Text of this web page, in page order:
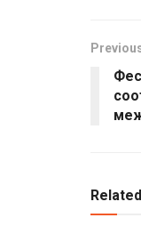
Related